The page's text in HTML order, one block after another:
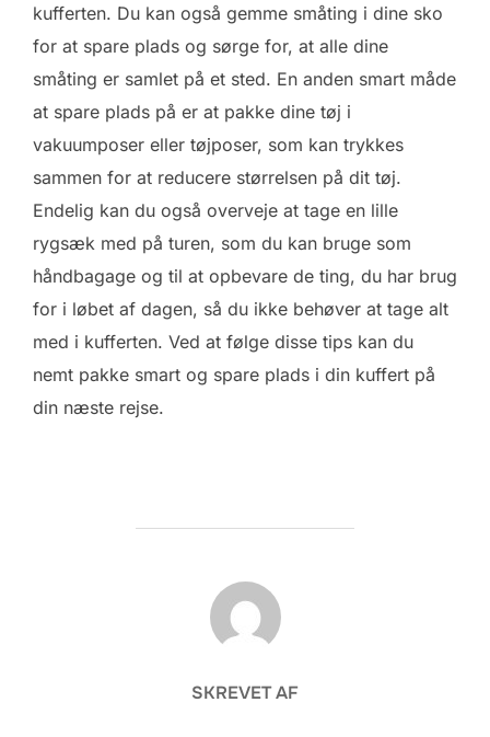
kufferten. Du kan også gemme småting i dine sko
for at spare plads og sørge for, at alle dine
småting er samlet på et sted. En anden smart måde
at spare plads på er at pakke dine tøj i
vakuumposer eller tøjposer, som kan trykkes
sammen for at reducere størrelsen på dit tøj.
Endelig kan du også overveje at tage en lille
rygsæk med på turen, som du kan bruge som
håndbagage og til at opbevare de ting, du har brug
for i løbet af dagen, så du ikke behøver at tage alt
med i kufferten. Ved at følge disse tips kan du
nemt pakke smart og spare plads i din kuffert på
din næste rejse.
FORFATTER
SKREVET AF